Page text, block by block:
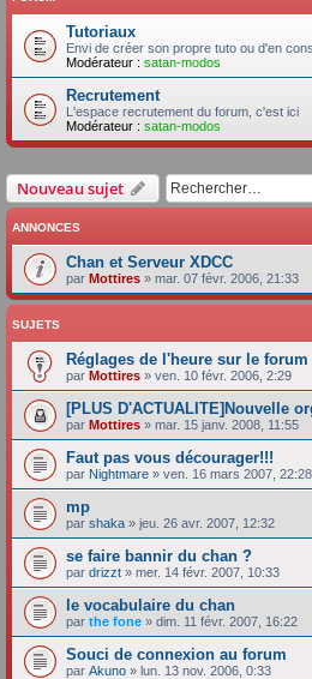
Tutoriaux
Envi de créer son propre tuto ou d'en
Modérateur : satan-modos
Recrutement
L'espace recrutement du forum, c'est ici
Modérateur : satan-modos
Nouveau sujet
ANNONCES
Chan et Serveur XDCC
par Mottires » mar. 07 févr. 2006, 21:33
SUJETS
Réglages de l'heure sur le forum
par Mottires » ven. 10 févr. 2006, 2:29
[PLUS D'ACTUALITE]Nouvelle
par Mottires » mar. 15 janv. 2008, 11:55
Faut pas vous décourager!!!
par Nightmare » ven. 16 mars 2007, 22:28
mp
par shaka » jeu. 26 avr. 2007, 12:32
se faire bannir du chan ?
par drizzt » mer. 14 févr. 2007, 10:33
le vocabulaire du chan
par the fone » dim. 11 févr. 2007, 16:22
Souci de connexion au forum
par Akuno » lun. 13 nov. 2006, 0:33